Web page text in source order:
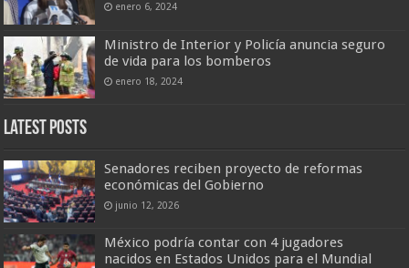
enero 6, 2024
Ministro de Interior y Policía anuncia seguro
de vida para los bomberos
enero 18, 2024
Latest Posts
Senadores reciben proyecto de reformas
económicas del Gobierno
junio 12, 2026
México podría contar con 4 jugadores
nacidos en Estados Unidos para el Mundial